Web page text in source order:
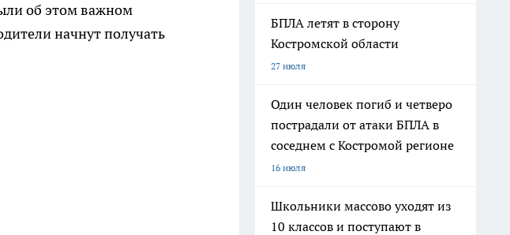
об этом важном
начнут получать
БПЛА летят в сторону
Костромской области
27 июля
Один человек погиб и четверо
пострадали от атаки БПЛА в
соседнем с Костромой регионе
16 июля
Школьники массово уходят из
10 классов и поступают в